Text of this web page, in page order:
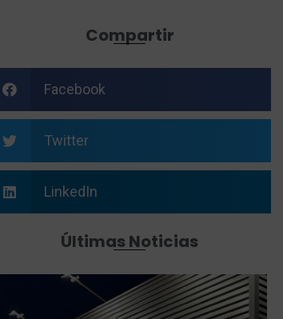
Compartir
Facebook
Twitter
LinkedIn
Últimas Noticias